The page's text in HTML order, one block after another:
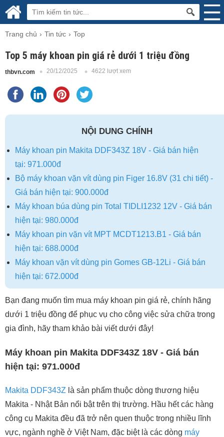
Trang chủ Tin tức Top
Top 5 máy khoan pin giá rẻ dưới 1 triệu đồng
thbvn.com 20/12/2025 4622 lượt xem
NỘI DUNG CHÍNH
Máy khoan pin Makita DDF343Z 18V - Giá bán hiện
tại: 971.000đ
Bộ máy khoan vặn vít dùng pin Figer 16.8V (31 chi tiết) -
Giá bán hiện tại: 900.000đ
Máy khoan búa dùng pin Total TIDLI1232 12V - Giá bán
hiện tại: 980.000đ
Máy khoan pin vặn vít MPT MCDT1213.B1 - Giá bán
hiện tại: 688.000đ
Máy khoan vặn vít dùng pin Gomes GB-12Li - Giá bán
hiện tại: 672.000đ
Bạn đang muốn tìm mua máy khoan pin giá rẻ, chính hãng
dưới 1 triệu đồng để phục vụ cho công việc sửa chữa trong
gia đình, hãy tham khảo bài viết dưới đây!
Máy khoan pin Makita DDF343Z 18V - Giá bán
hiện tại: 971.000đ
Makita DDF343Z là sản phẩm thuộc dòng thương hiệu
Makita - Nhật Bản nổi bật trên thị trường. Hầu hết các hàng
công cụ Makita đều đã trở nên quen thuộc trong nhiều lĩnh
vực, ngành nghề ở Việt Nam, đặc biệt là các dòng máy